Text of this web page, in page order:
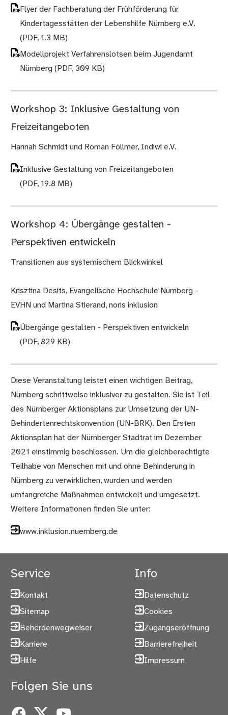
Flyer der Fachberatung der Frühförderung für
Kindertagesstätten der Lebenshilfe Nürnberg e.V.
(PDF, 1.3 MB)
Modellprojekt Verfahrenslotsen beim Jugendamt
Nürnberg(PDF, 309 KB)
Workshop 3: Inklusive Gestaltung von
Freizeitangeboten
Hannah Schmidt und Roman Föllmer, Indiwi e.V.
Inklusive Gestaltung von Freizeitangeboten
(PDF, 19.8 MB)
Workshop 4: Übergänge gestalten -
Perspektiven entwickeln
Transitionen aus systemischem Blickwinkel
Krisztina Desits, Evangelische Hochschule Nürnberg -
EVHN und Martina Stierand, noris inklusion
Übergänge gestalten - Perspektiven entwickeln
(PDF, 829 KB)
Diese Veranstaltung leistet einen wichtigen Beitrag,
Nürnberg schrittweise inklusiver zu gestalten. Sie ist Teil
des Nürnberger Aktionsplans zur Umsetzung der UN-
Behindertenrechtskonvention (UN-BRK). Den Ersten
Aktionsplan hat der Nürnberger Stadtrat im Dezember
2021 einstimmig beschlossen. Um die gleichberechtigte
Teilhabe von Menschen mit und ohne Behinderung in
Nürnberg zu verwirklichen, wurden und werden
umfangreiche Maßnahmen entwickelt und umgesetzt.
Weitere Informationen finden Sie unter:
www.inklusion.nuernberg.de
Service
Kontakt
Sitemap
Behördenwegweiser
Karriere
Hilfe
Info
Datenschutz
Cookies
Zugangseröffnung
Barrierefreiheit
Impressum
Folgen Sie uns
Facebook
X YouTube